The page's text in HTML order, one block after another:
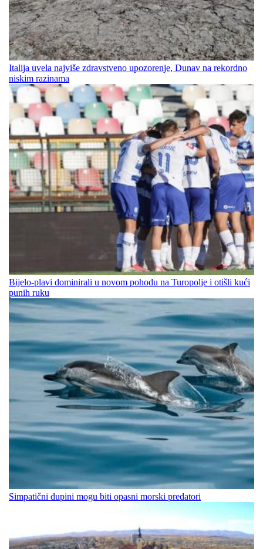
Italija uvela najviše zdravstveno upozorenje, Dunav na rekordno
niskim razinama
Bijelo-plavi dominirali u novom pohodu na Turopolje i otišli kući
punih ruku
Simpatični dupini mogu biti opasni morski predatori